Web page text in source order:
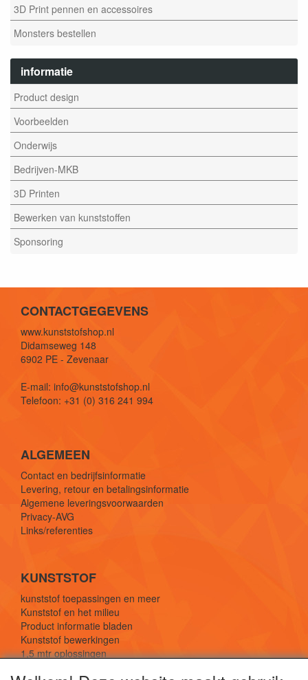
3D Print pennen en accessoires
Monsters bestellen
informatie
Product design
Voorbeelden
Onderwijs
Bedrijven-MKB
3D Printen
Bewerken van kunststoffen
Sponsoring
CONTACTGEGEVENS
www.kunststofshop.nl
Didamseweg 148
6902 PE - Zevenaar
E-mail: info@kunststofshop.nl
Telefoon: +31 (0) 316 241 994
ALGEMEEN
Contact en bedrijfsinformatie
Levering, retour en betalingsinformatie
Algemene leveringsvoorwaarden
Privacy-AVG
Links/referenties
KUNSTSTOF
kunststof toepassingen en meer
Kunststof en het milieu
Product informatie bladen
Kunststof bewerkingen
1,5 mtr oplossingen